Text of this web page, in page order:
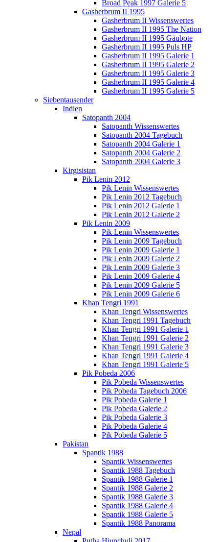
Broad Peak 1997 Galerie 5
Gasherbrum II 1995
Gasherbrum II Wissenswertes
Gasherbrum II 1995 The Nation
Gasherbrum II 1995 Gäubote
Gasherbrum II 1995 Puls HP
Gasherbrum II 1995 Galerie 1
Gasherbrum II 1995 Galerie 2
Gasherbrum II 1995 Galerie 3
Gasherbrum II 1995 Galerie 4
Gasherbrum II 1995 Galerie 5
Siebentausender
Indien
Satopanth 2004
Satopanth Wissenswertes
Satopanth 2004 Tagebuch
Satopanth 2004 Galerie 1
Satopanth 2004 Galerie 2
Satopanth 2004 Galerie 3
Kirgisistan
Pik Lenin 2012
Pik Lenin Wissenswertes
Pik Lenin 2012 Tagebuch
Pik Lenin 2012 Galerie 1
Pik Lenin 2012 Galerie 2
Pik Lenin 2009
Pik Lenin Wissenswertes
Pik Lenin 2009 Tagebuch
Pik Lenin 2009 Galerie 1
Pik Lenin 2009 Galerie 2
Pik Lenin 2009 Galerie 3
Pik Lenin 2009 Galerie 4
Pik Lenin 2009 Galerie 5
Pik Lenin 2009 Galerie 6
Khan Tengri 1991
Khan Tengri Wissenswertes
Khan Tengri 1991 Tagebuch
Khan Tengri 1991 Galerie 1
Khan Tengri 1991 Galerie 2
Khan Tengri 1991 Galerie 3
Khan Tengri 1991 Galerie 4
Khan Tengri 1991 Galerie 5
Pik Pobeda 2006
Pik Pobeda Wissenswertes
Pik Pobeda Tagebuch 2006
Pik Pobeda Galerie 1
Pik Pobeda Galerie 2
Pik Pobeda Galerie 3
Pik Pobeda Galerie 4
Pik Pobeda Galerie 5
Pakistan
Spantik 1988
Spantik Wissenswertes
Spantik 1988 Tagebuch
Spantik 1988 Galerie 1
Spantik 1988 Galerie 2
Spantik 1988 Galerie 3
Spantik 1988 Galerie 4
Spantik 1988 Galerie 5
Spantik 1988 Panorama
Nepal